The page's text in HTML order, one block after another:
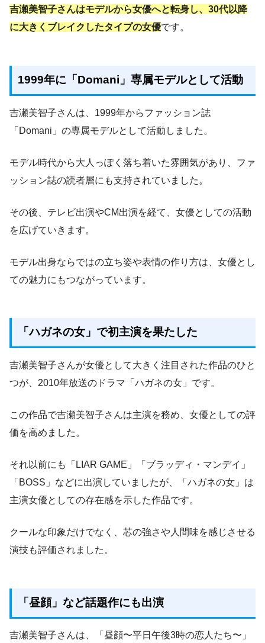
吉瀬美智子さんはモデルから女優へと転身し、30代以降
に大きくブレイクしたタイプの女優です。
1999年に「Domani」専属モデルとして活動
吉瀬美智子さんは、1999年からファッション誌
「Domani」の専属モデルとして活動しました。
モデル時代から大人っぽく落ち着いた雰囲気があり、ファ
ッション誌の読者層にも支持されていました。
その後、テレビ出演やCM出演を経て、女優としての活動
を広げていきます。
モデル出身ならではの立ち姿や表情の作り方は、女優とし
ての魅力にもつながっています。
「ハガネの女」で初主演を果たした
吉瀬美智子さんが女優として大きく注目された作品のひと
つが、2010年放送のドラマ「ハガネの女」です。
この作品で吉瀬美智子さんは主演を務め、女優としての評
価を高めました。
それ以前にも「LIAR GAME」「ブラッディ・マンデイ」
「BOSS」などに出演していましたが、「ハガネの女」は
主演女優としての存在感を示した作品です。
クールな印象だけでなく、芯の強さや人間味を感じさせる
演技も評価されました。
「昼顔」など話題作にも出演
吉瀬美智子さんは、「昼顔〜平日午後3時の恋人たち〜」